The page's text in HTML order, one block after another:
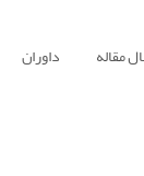
مقاله داوران